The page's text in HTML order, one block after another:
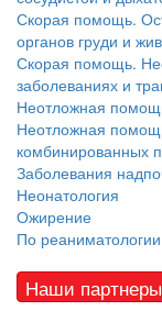
Скорая помощь.
органов груди и
Скорая помощь.
заболеваниях и
Неотложная
Неотложная
комбинированных
Заболевания
Неонатология
Ожирение
По реаниматологии
Наши партнеры